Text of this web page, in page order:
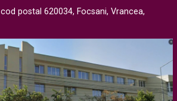
postal 620034, Focsani, Vrancea,